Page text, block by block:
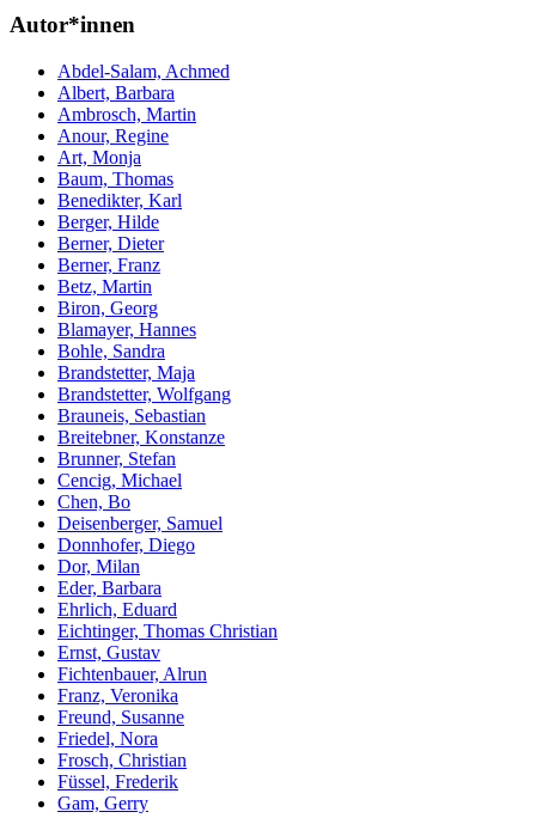
Autor*innen
Abdel-Salam, Achmed
Albert, Barbara
Ambrosch, Martin
Anour, Regine
Art, Monja
Baum, Thomas
Benedikter, Karl
Berger, Hilde
Berner, Dieter
Berner, Franz
Betz, Martin
Biron, Georg
Blamayer, Hannes
Bohle, Sandra
Brandstetter, Maja
Brandstetter, Wolfgang
Brauneis, Sebastian
Breitebner, Konstanze
Brunner, Stefan
Cencig, Michael
Chen, Bo
Deisenberger, Samuel
Donnhofer, Diego
Dor, Milan
Eder, Barbara
Ehrlich, Eduard
Eichtinger, Thomas Christian
Ernst, Gustav
Fichtenbauer, Alrun
Franz, Veronika
Freund, Susanne
Friedel, Nora
Frosch, Christian
Füssel, Frederik
Gam, Gerry